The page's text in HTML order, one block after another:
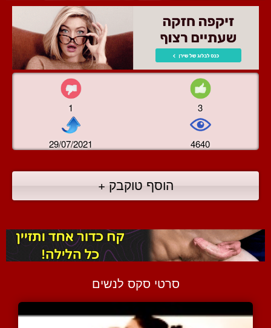
1 3
29/07/2021 4640
הוסף טוקבק +
סרטי סקס לנשים